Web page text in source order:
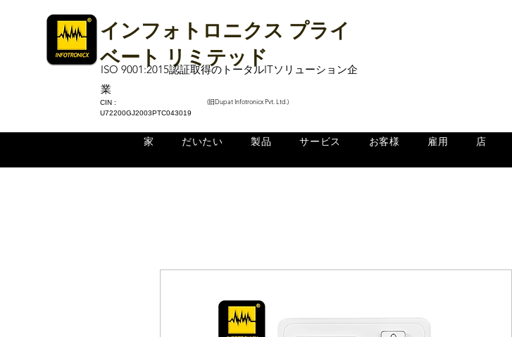
インフォトロニクス プライ
ベート リミテッド
ISO 9001:2015認証取得のトータルITソリューション企
業
CIN :
U72200GJ2003PTC043019
(旧Dupat Infotronicx Pvt. Ltd.)
家 だいたい 製品 サービス お客様 雇用 店